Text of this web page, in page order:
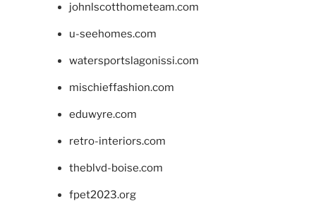
johnlscotthometeam.com
u-seehomes.com
watersportslagonissi.com
mischieffashion.com
eduwyre.com
retro-interiors.com
theblvd-boise.com
fpet2023.org